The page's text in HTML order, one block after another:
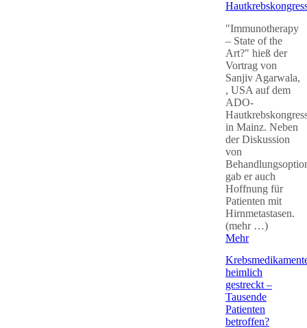
"Immunotherapy
– State of the
Art?" hieß der
Vortrag von
Sanjiv Agarwala,
, USA auf dem
ADO-
in Mainz. Neben
der Diskussion
von
gab er auch
Hoffnung für
Patienten mit
Hirnmetastasen.
(mehr …)
Mehr
heimlich
gestreckt –
Tausende
Patienten
betroffen?